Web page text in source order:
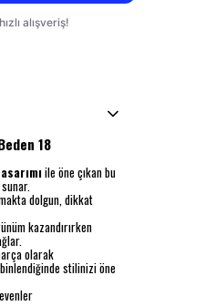
18
ile öne çıkan bu
dolgun, dikkat
kazandırırken
olarak
stilinizi öne